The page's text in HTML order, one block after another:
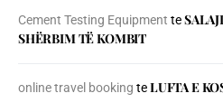
Cement Testing Equipment te
SHЁRBIM TЁ KOMBIT
online travel booking teLUFTA E